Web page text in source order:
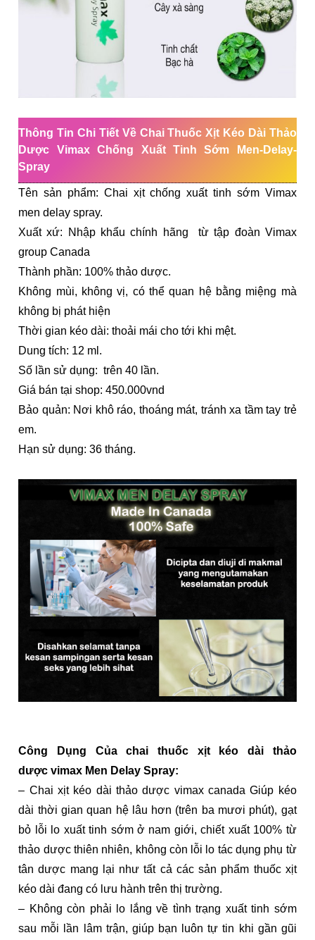
Thông Tin Chi Tiết Về Chai Thuốc Xịt Kéo Dài Thảo
Dược Vimax Chống Xuất Tinh Sớm Men-Delay-
Spray
Tên sản phẩm: Chai xịt chống xuất tinh sớm Vimax
men delay spray.
Xuất xứ: Nhập khẩu chính hãng từ tập đoàn Vimax
group Canada
Thành phần: 100% thảo dược.
Không mùi, không vị, có thể quan hệ bằng miệng mà
không bị phát hiện
Thời gian kéo dài: thoải mái cho tới khi mệt.
Dung tích: 12 ml.
Số lần sử dụng: trên 40 lần.
Giá bán tại shop: 450.000vnd
Bảo quản: Nơi khô ráo, thoáng mát, tránh xa tầm tay trẻ
em.
Hạn sử dụng: 36 tháng.
Công Dụng Của chai thuốc xịt kéo dài thảo
dược vimax Men Delay Spray:
– Chai xịt kéo dài thảo dược vimax canada Giúp kéo
dài thời gian quan hệ lâu hơn (trên ba mươi phút), gạt
bỏ lỗi lo xuất tinh sớm ở nam giới, chiết xuất 100% từ
thảo dược thiên nhiên, không còn lỗi lo tác dụng phụ từ
tân dược mang lại như tất cả các sản phẩm thuốc xịt
kéo dài đang có lưu hành trên thị trường.
– Không còn phải lo lắng về tình trạng xuất tinh sớm
sau mỗi lần lâm trận, giúp bạn luôn tự tin khi gần gũi